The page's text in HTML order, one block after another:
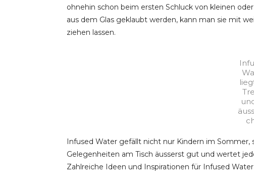
ohnehin schon beim ersten Schluck von kleinen
aus dem Glas geklaubt werden, kann man sie mit
ziehen lassen.
Infused Water gefällt nicht nur Kindern im Sommer,
Gelegenheiten am Tisch äusserst gut und wertet
Zahlreiche Ideen und Inspirationen für Infused